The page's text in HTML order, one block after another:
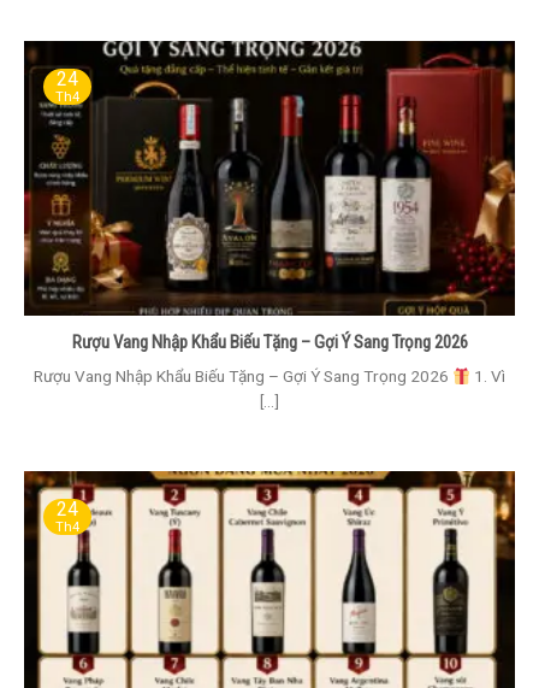
Rượu Vang Nhập Khẩu Biếu Tặng – Gợi Ý Sang Trọng 2026
Rượu Vang Nhập Khẩu Biếu Tặng – Gợi Ý Sang Trọng 2026
1. Vì
[...]
24
Th4
24
Th4